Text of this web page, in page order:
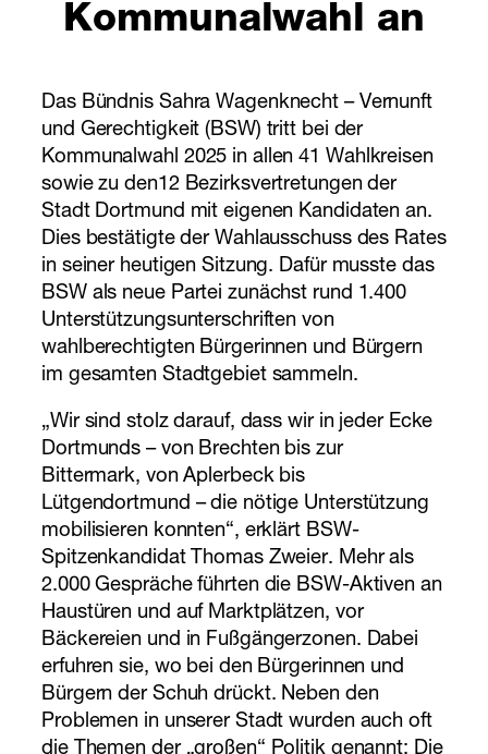
Kommunalwahl an
Das Bündnis Sahra Wagenknecht – Vernunft
und Gerechtigkeit (BSW) tritt bei der
Kommunalwahl 2025 in allen 41 Wahlkreisen
sowie zu den12 Bezirksvertretungen der
Stadt Dortmund mit eigenen Kandidaten an.
Dies bestätigte der Wahlausschuss des Rates
in seiner heutigen Sitzung. Dafür musste das
BSW als neue Partei zunächst rund 1.400
Unterstützungsunterschriften von
wahlberechtigten Bürgerinnen und Bürgern
im gesamten Stadtgebiet sammeln.
„Wir sind stolz darauf, dass wir in jeder Ecke
Dortmunds – von Brechten bis zur
Bittermark, von Aplerbeck bis
Lütgendortmund – die nötige Unterstützung
mobilisieren konnten“, erklärt BSW-
Spitzenkandidat Thomas Zweier. Mehr als
2.000 Gespräche führten die BSW-Aktiven an
Haustüren und auf Marktplätzen, vor
Bäckereien und in Fußgängerzonen. Dabei
erfuhren sie, wo bei den Bürgerinnen und
Bürgern der Schuh drückt. Neben den
Problemen in unserer Stadt wurden auch oft
die Themen der „großen“ Politik genannt: Die